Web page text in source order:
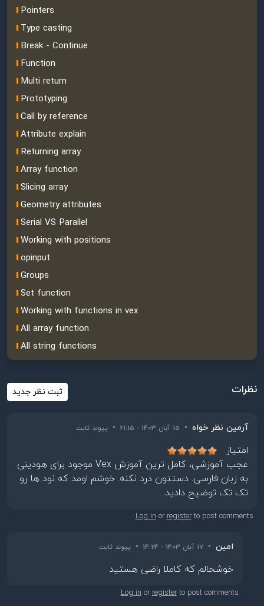
Pointers
Type casting
Break - Continue
Function
Multi return
Prototyping
Call by reference
Attribute explain
Returning array
Array function
Slicing array
Geometry attributes
Serial VS Parallel
Working with positions
opinput
Groups
Set function
Working with functions in vex
All array function
All string functions
نظرات ثبت نظر جدید
آرمین نظر خواه • 15 آبان 1403 - 21:15 • پیوند ثابت
امتیاز
عجب آموزشی، کامل ترین آموزش Vex موجود برای هودینی
به زبان فارسی. دستتون درد نکنه. خوشم اومد که نود ها رو
تک تک توضیح دادید.
Log inorregisterto post comments
امین • 17 آبان 1403 - 14:24 • پیوند ثابت
In reply to (بدون موضوع)by امین خرماییخوشحالم که کاملا راضی هستید
Log inorregisterto post comments